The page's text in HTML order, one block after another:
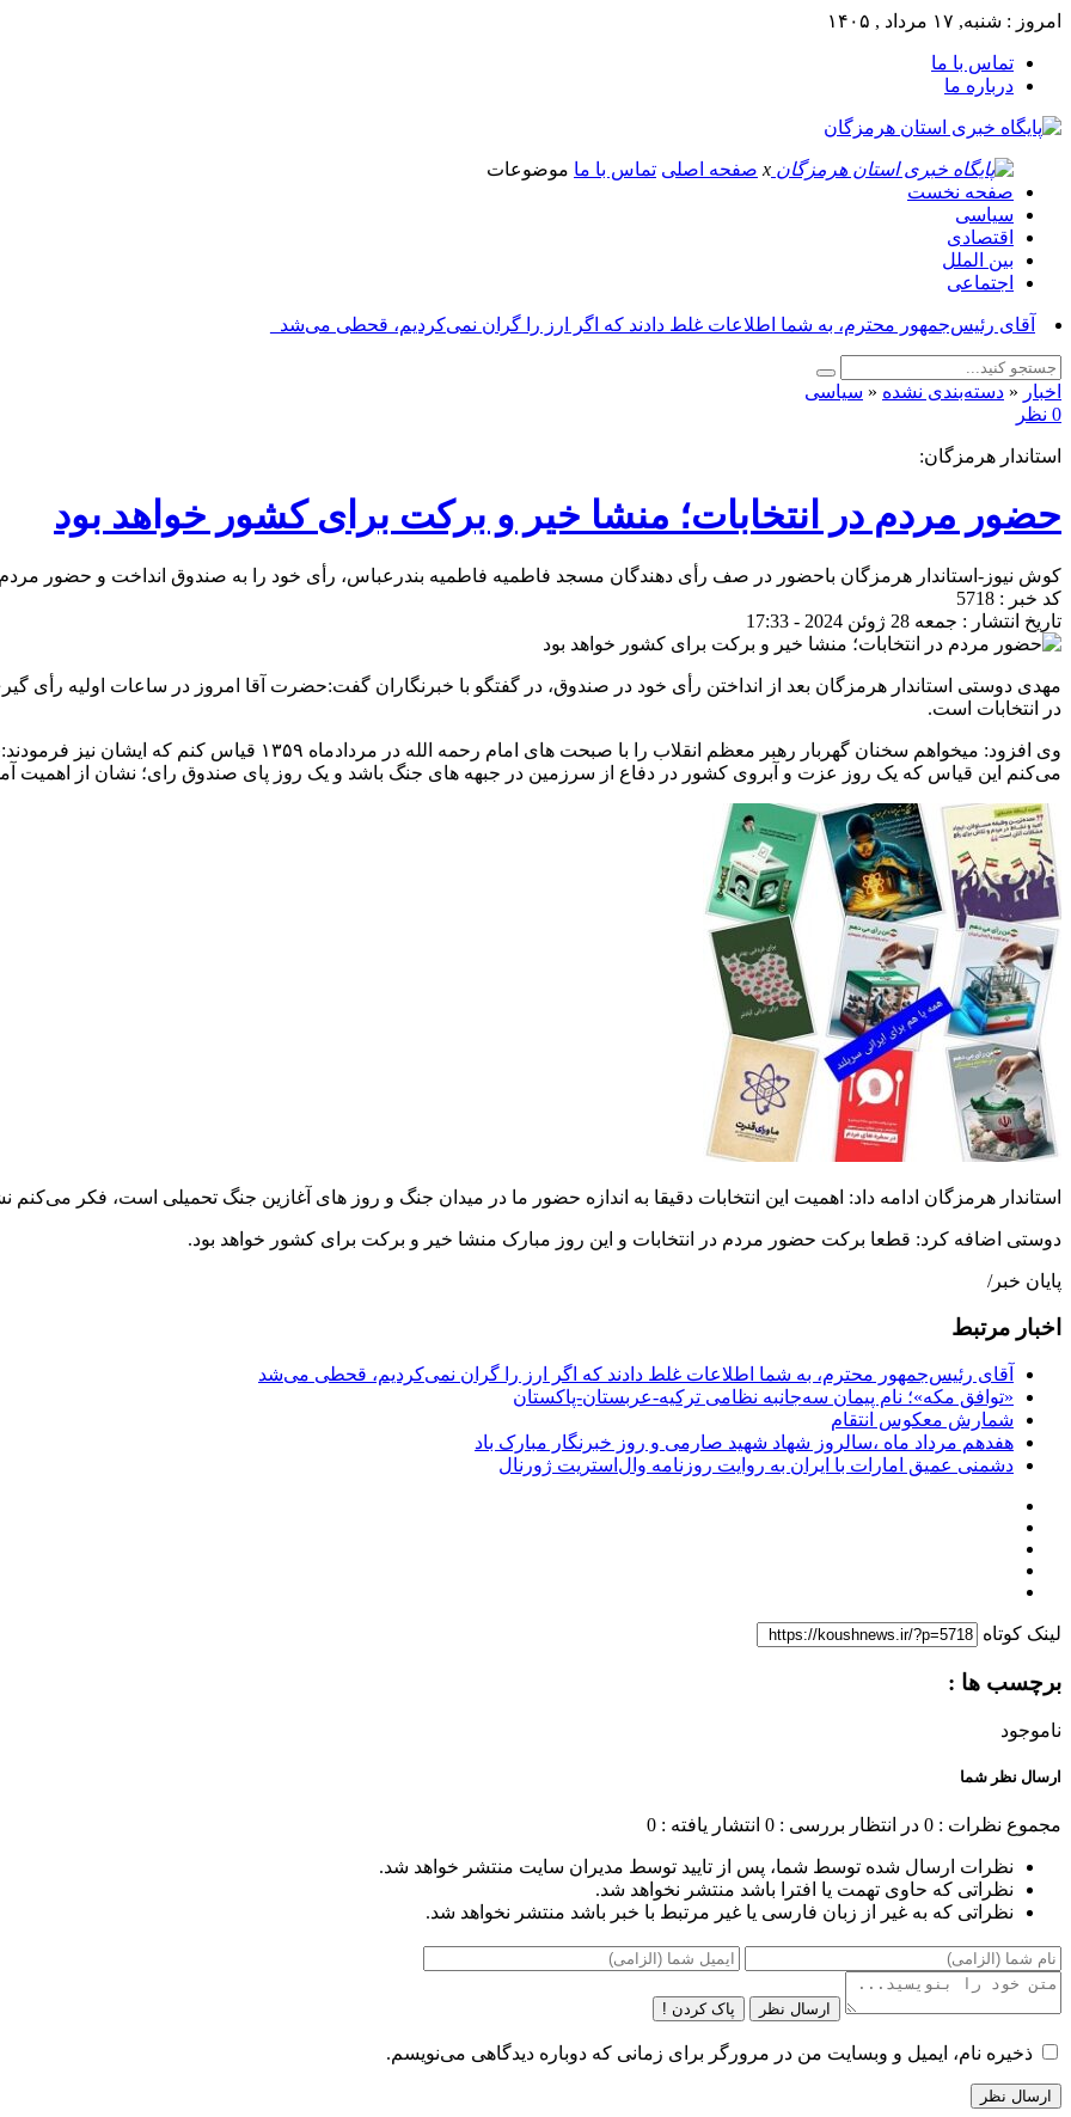
امروز : شنبه, ۱۷ مرداد , ۱۴۰۵
تماس با ما
درباره ما
x صفحه اصلی تماس با ما موضوعات
صفحه نخست
سیاسی
اقتصادی
بین الملل
اجتماعی
آقای رئیس‌جمهور محترم، به شما اطلاعات غلط دادند که اگر ارز را گران نمی‌کردیم، قحطی می‌شد_
اخبار « دسته‌بندی نشده « سیاسی
0 نظر
استاندار هرمزگان:
حضور مردم در انتخابات؛ منشا خیر و برکت برای کشور خواهد بود
کوش نیوز-استاندار هرمزگان باحضور در صف رأی دهندگان مسجد فاطمیه فاطمیه بندرعباس، رأی خود را به صندوق انداخت و حضور
کد خبر : 5718
تاریخ انتشار : جمعه 28 ژوئن 2024 - 17:33
مهدی دوستی استاندار هرمزگان بعد از انداختن رأی خود در صندوق، در گفتگو با خبرنگاران گفت:حضرت آقا امروز در ساعات اولیه
در انتخابات است.
وی افزود: میخواهم سخنان گهربار رهبر معظم انقلاب را با صبحت
می‌کنم این قیاس که یک روز عزت و آبروی کشور در دفاع از سرزمین در جبهه های جنگ باشد و یک روز پای صندوق رای؛ نشان از اهمیت
استاندار هرمزگان ادامه داد: اهمیت این انتخابات دقیقا به اندازه حضور ما در میدان جنگ و روز های آغازین جنگ تحمیلی است، فکر
دوستی اضافه کرد: قطعا برکت حضور مردم در انتخابات و این روز مبارک منشا خیر و برکت برای کشور خواهد بود.
پایان خبر/
اخبار مرتبط
آقای رئیس‌جمهور محترم، به شما اطلاعات غلط دادند که اگر ارز را گران نمی‌کردیم، قحطی می‌شد
«توافق مکه»؛ نام پیمان سه‌جانبه نظامی ترکیه-عربستان-پاکستان
شمارش معکوس انتقام
هفدهم مرداد ماه ،سالروز شهاد شهید صارمی و روز خبرنگار مبارک باد
دشمنی عمیق امارات با ایران به روایت روزنامه وال‌استریت ژورنال
لینک کوتاه
برچسب ها :
ناموجود
ارسال نظر شما
مجموع نظرات : 0 در انتظار بررسی : 0 انتشار یافته : 0
نظرات ارسال شده توسط شما، پس از تایید توسط مدیران سایت منتشر خواهد شد.
نظراتی که حاوی تهمت یا افترا باشد منتشر نخواهد شد.
نظراتی که به غیر از زبان فارسی یا غیر مرتبط با خبر باشد منتشر نخواهد شد.
ارسال نظر پاک کردن !
ذخیره نام، ایمیل و وبسایت من در مرورگر برای زمانی که دوباره دیدگاهی می‌نویسم.